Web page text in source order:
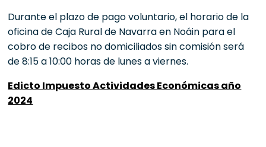
Durante el plazo de pago voluntario, el horario de la
oficina de Caja Rural de Navarra en Noáin para el
cobro de recibos no domiciliados sin comisión será
de 8:15 a 10:00 horas de lunes a viernes.
Edicto Impuesto Actividades Económicas año
2024